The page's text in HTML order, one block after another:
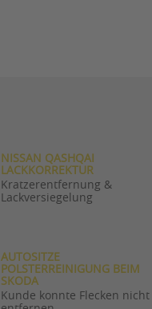
NISSAN QASHQAI
LACKKORREKTUR
Kratzerentfernung &
Lackversiegelung
AUTOSITZE
POLSTERREINIGUNG BEIM
SKODA
Kunde konnte Flecken nicht